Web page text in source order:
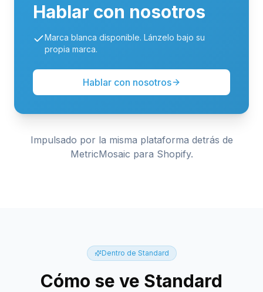
Hablar con nosotros
Marca blanca disponible. Lánzelo bajo su
propia marca.
Hablar con nosotros
Impulsado por la misma plataforma detrás de
MetricMosaic para Shopify.
Dentro de Standard
Cómo se ve Standard